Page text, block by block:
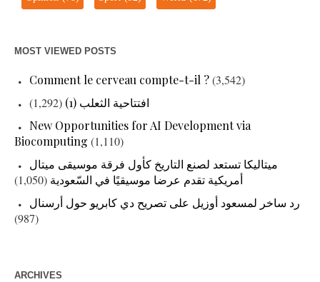
MOST VIEWED POSTS
Comment le cerveau compte-t-il ?(3,542)
افتتاحية الثعلب (1)
(1,292)
New Opportunities for AI Development via
Biocomputing (1,110)
ميتاليكا تستعد لصنع التاريخ كأول فرقة موسيقى ميتال
أمريكية تقدم عرضا موسيقيًا في السّعودية (1,050)
رد ساخر لمسعود أوزيل على تصريح دي كابريو حول أرسنال
(987)
ARCHIVES